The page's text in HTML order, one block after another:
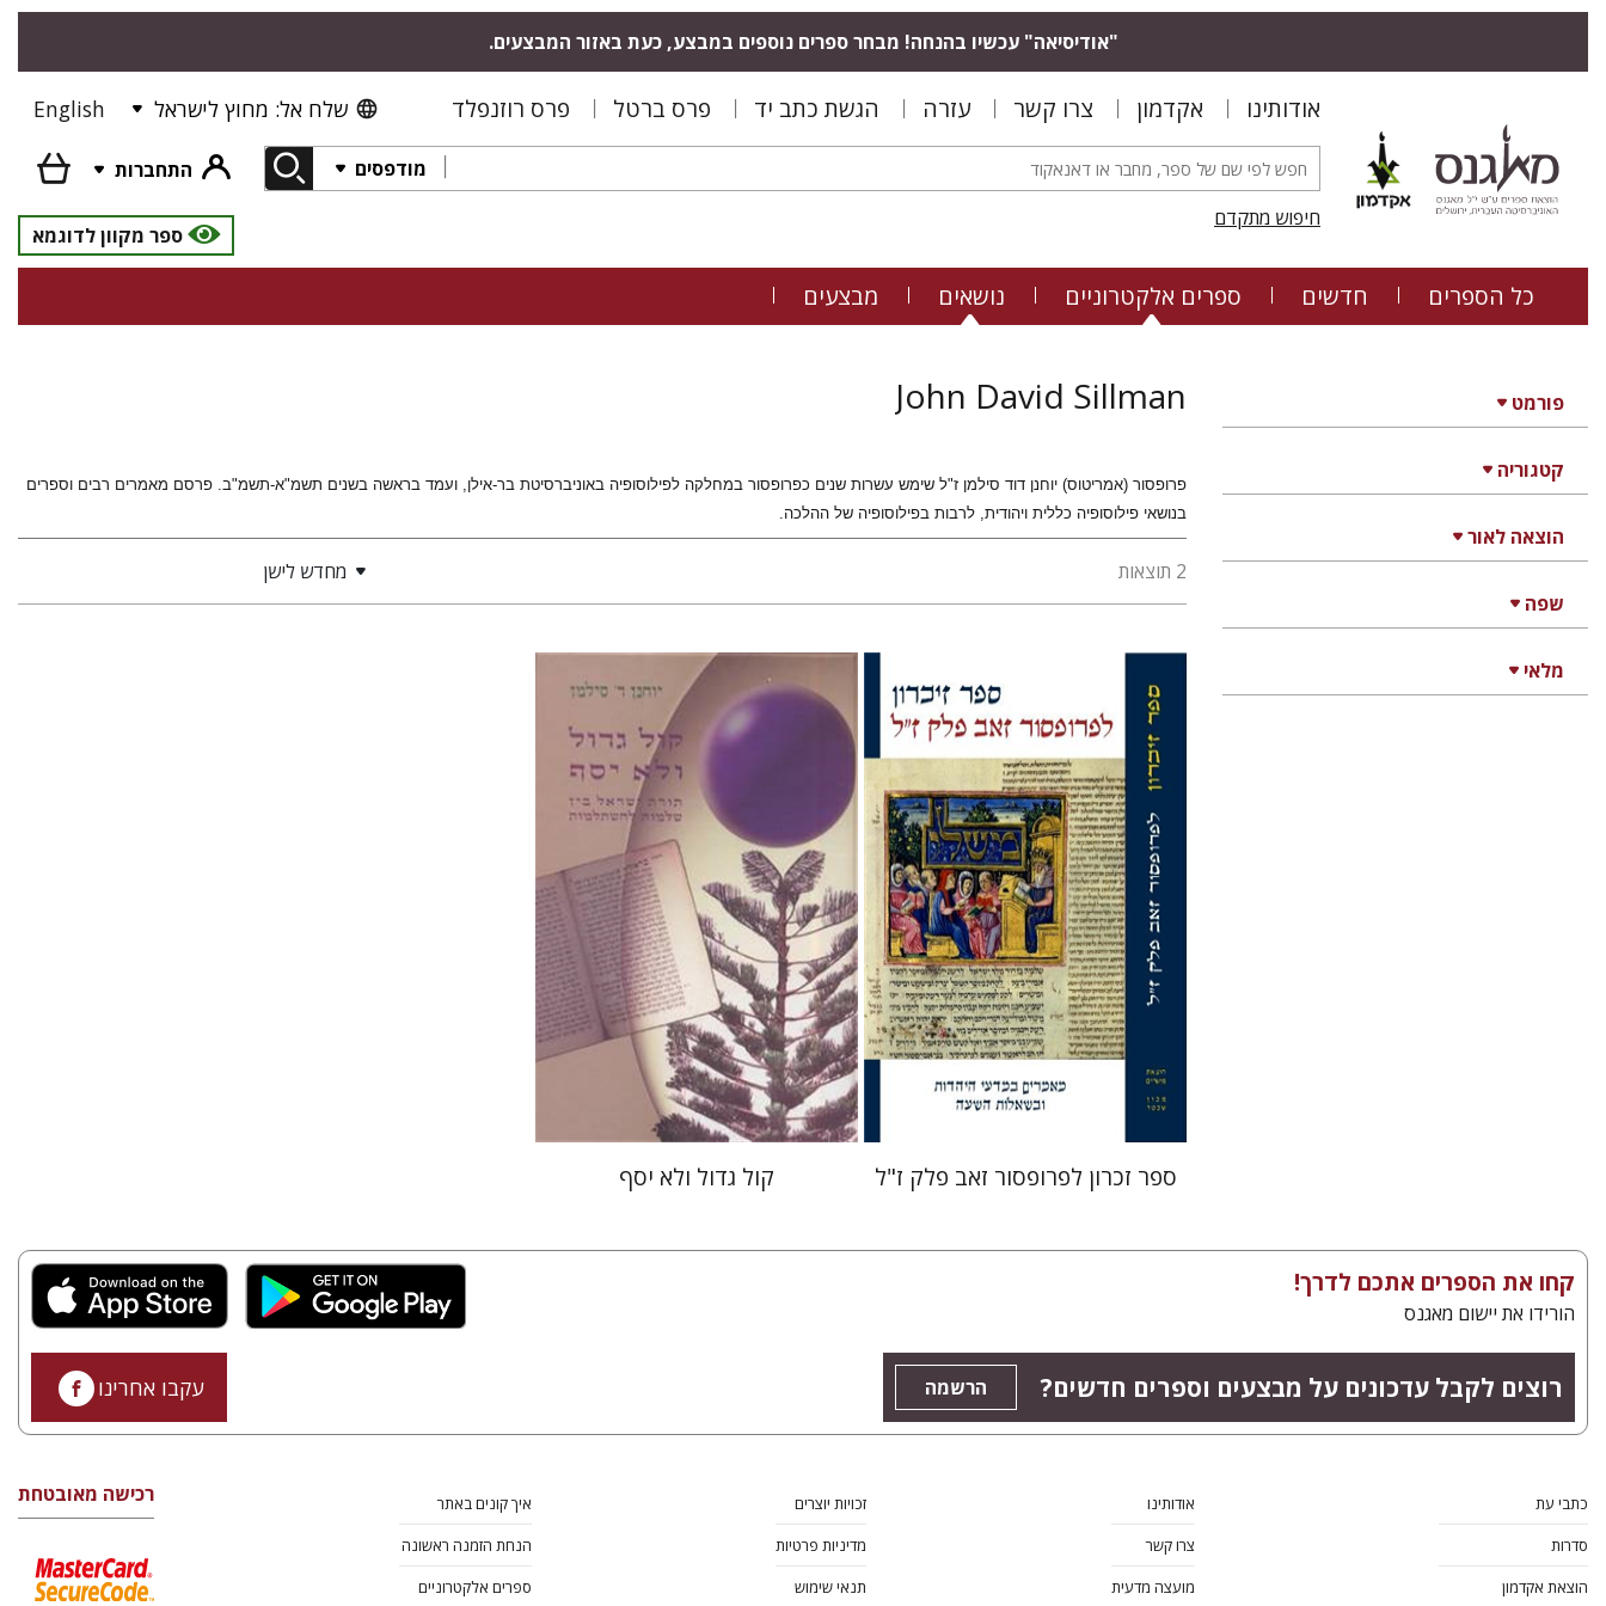
"אודיסיאה" עכשיו בהנחה! מבחר ספרים נוספים במבצע, כעת באזור המבצעים.
אודותינו אקדמון צרו קשר עזרה הגשת כתב יד פרס ברטל פרס רוזנפלד שלח אל: מחוץ לישראל English
מודפסים
התחברות
חיפוש מתקדם
ספר מקוון לדוגמא
כל הספרים חדשים ספרים אלקטרוניים נושאים מבצעים
פורמט
קטגוריה
הוצאה לאור
שפה
מלאי
John David Sillman
פרופסור (אמריטוס) יוחנן דוד סילמן ז"ל שימש עשרות שנים כפרופסור במחלקה לפילוסופיה באוניברסיטת בר-אילן, ועמד בראשה בשנים תשמ"א-תשמ"ב. פרסם מאמרים רבים וספרים
בנושאי פילוסופיה כללית ויהודית, לרבות בפילוסופיה של ההלכה.
2 תוצאות מחדש לישן
משה דוד הר
יוחנן דוד סילמן
רבקה הורביץ
מיכאל קורינלדי
ספר זכרון לפרופסור זאב פלק ז"ל
יוחנן דוד סילמן
קול גדול ולא יסף
קחו את הספרים אתכם לדרך!
הורידו את יישום מאגנס
רוצים לקבל עדכונים על מבצעים וספרים חדשים? הרשמה עקבו אחרינו
כתבי עת
סדרות
הוצאת אקדמון
אודותינו
צרו קשר
מועצה מדעית
זכויות יוצרים
מדיניות פרטיות
תנאי שימוש
איך קונים באתר
הנחת הזמנה ראשונה
ספרים אלקטרוניים
רכישה מאובטחת